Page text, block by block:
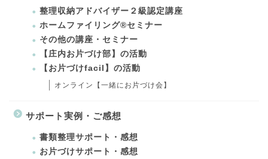
整理収納アドバイザー２級認定講座
ホームファイリング®セミナー
その他の講座・セミナー
【庄内お片づけ部】の活動
【お片づけfacil】の活動
オンライン【一緒にお片づけ会】
サポート実例・ご感想
書類整理サポート・感想
お片づけサポート・感想